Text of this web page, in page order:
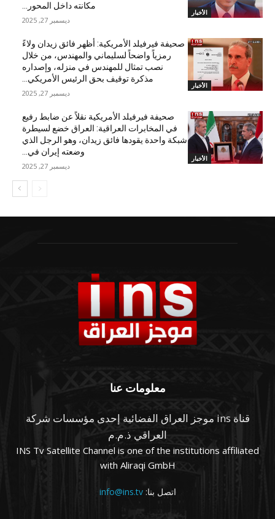
الأخبار
مكانته داخل المحور...
ديسمبر 27, 2025
الأخبار
صحيفة فيرفيلد الأمريكية: أظهر فائق زيدان ولاءً
رمزياً واضحاً لسليماني والمهندس، من خلال
نصب تمثال للمهندس في منزله، وإصداره
مذكرة توقيف بحق الرئيس الأمريكي...
ديسمبر 27, 2025
الأخبار
صحيفة فيرفيلد الأمريكية نقلاً عن ضابط رفيع
في المخابرات العراقية: العراق خضع لسيطرة
شبكة واحدة يقودها فائق زيدان، وهو الرجل الذي
وضعته إيران في...
ديسمبر 27, 2025
معلومات عنا
قناة ins موجز العراق الفضائية إحدى مؤسسات شركة
العراقي ذ.م.م
INS Tv Satellite Channel is one of the institutions affiliated
with Aliraqi GmbH
اتصل بنا:info@ins.tv